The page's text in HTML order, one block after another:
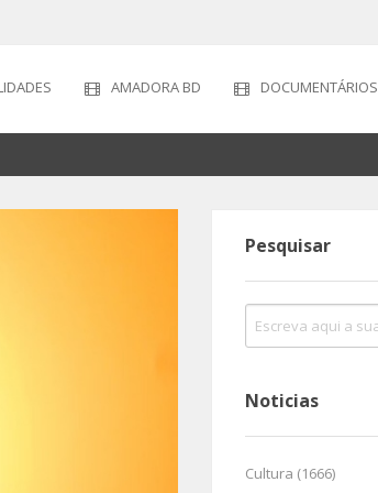
AMADORA BD DOCUMENTÁRIOS
Pesquisar
Noticias
Cultura (1666)